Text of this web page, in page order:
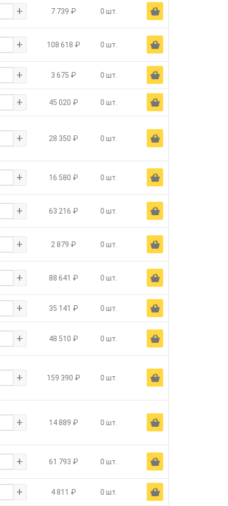
+ 7 739 ₽ 0 шт. Ä
+ 108 618 ₽ 0 шт. Ä
+ 3 675 ₽ 0 шт. Ä
+ 45 020 ₽ 0 шт. Ä
+ 28 350 ₽ 0 шт. Ä
+ 16 580 ₽ 0 шт. Ä
+ 63 216 ₽ 0 шт. Ä
+ 2 879 ₽ 0 шт. Ä
+ 88 641 ₽ 0 шт. Ä
+ 35 141 ₽ 0 шт. Ä
+ 48 510 ₽ 0 шт. Ä
+ 159 390 ₽ 0 шт. Ä
+ 14 889 ₽ 0 шт. Ä
+ 61 793 ₽ 0 шт. Ä
+ 4 811 ₽ 0 шт. Ä